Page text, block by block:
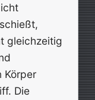
gleichzeitig
Körper
Die